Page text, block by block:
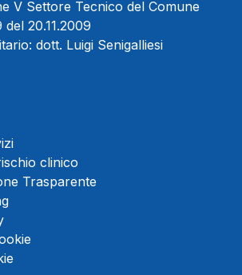
V Settore Tecnico del Comune
20.11.2009
dott. Luigi Senigalliesi
clinico
Trasparente